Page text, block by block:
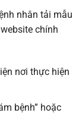
nhân tải mẫu
chính
nơi thực hiện
bệnh” hoặc